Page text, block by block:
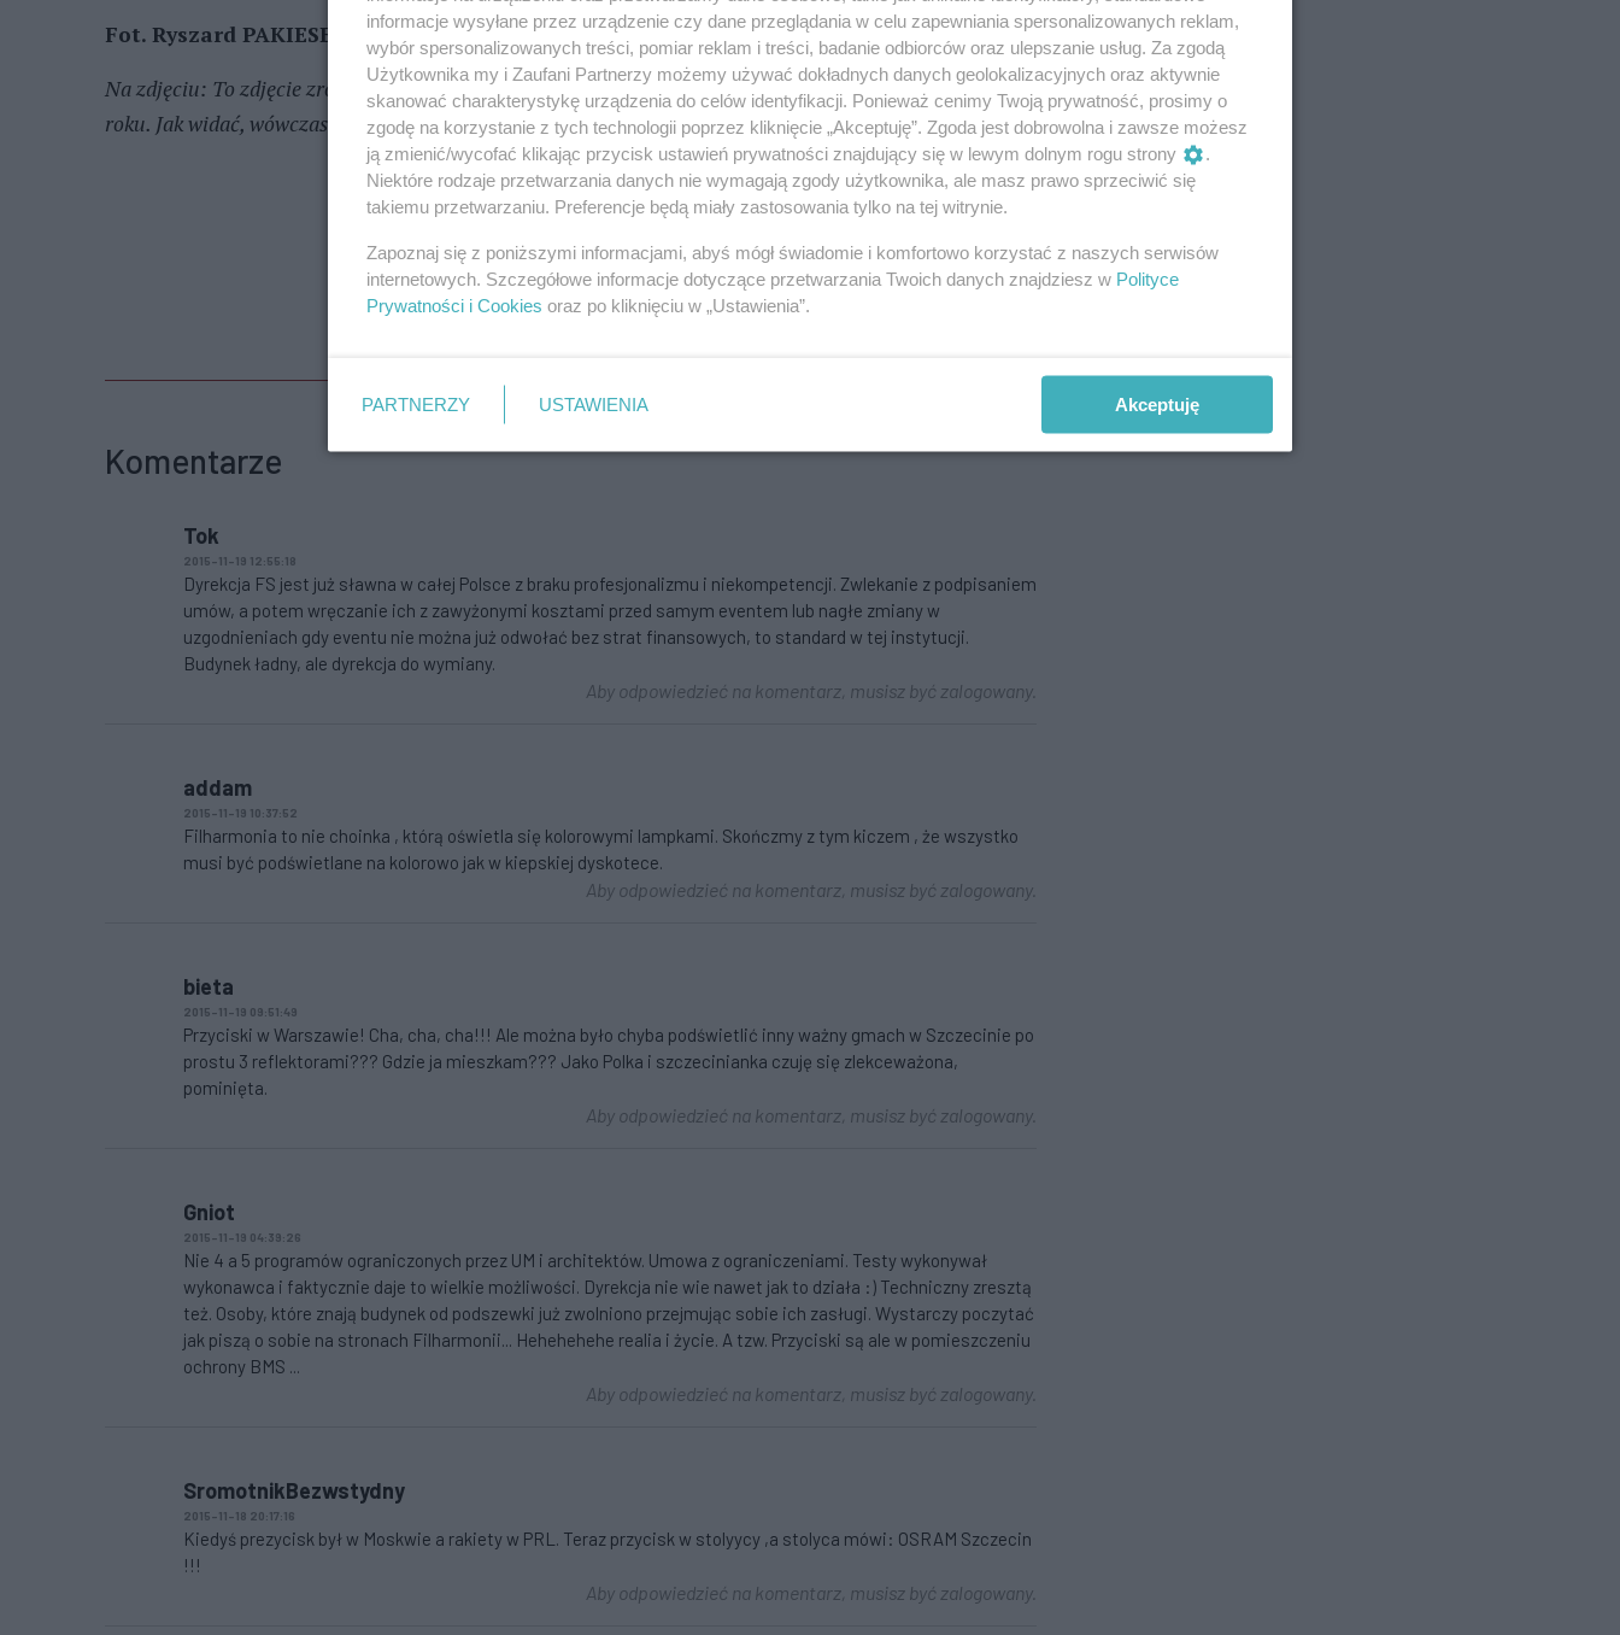
Fot. Ryszard PAKIESER
Na zdjęciu: To zdjęcie zrobione zostało podczas pierwszych prób iluminacji filharmonii, w grudniu 2013
roku. Jak widać, wówczas podświetlenie fasady na czerwono i niebiesko było możliwe.
REKLAMA
Komentarze
Tok
2015-11-19 12:55:18
Dyrekcja FS jest już sławna w całej Polsce z braku profesjonalizmu i niekompetencji. Zwlekanie z podpisaniem
umów, a potem wręczanie ich z zawyżonymi kosztami przed samym eventem lub nagłe zmiany w
uzgodnieniach gdy eventu nie można już odwołać bez strat finansowych, to standard w tej instytucji.
Budynek ładny, ale dyrekcja do wymiany.
Aby odpowiedzieć na komentarz, musisz być zalogowany.
addam
2015-11-19 10:37:52
Filharmonia to nie choinka , którą oświetla się kolorowymi lampkami. Skończmy z tym kiczem , że wszystko
musi być podświetlane na kolorowo jak w kiepskiej dyskotece.
Aby odpowiedzieć na komentarz, musisz być zalogowany.
bieta
2015-11-19 09:51:49
Przyciski w Warszawie! Cha, cha, cha!!! Ale można było chyba podświetlić inny ważny gmach w Szczecinie po
prostu 3 reflektorami??? Gdzie ja mieszkam??? Jako Polka i szczecinianka czuję się zlekceważona,
pominięta.
Aby odpowiedzieć na komentarz, musisz być zalogowany.
Gniot
2015-11-19 04:39:26
Nie 4 a 5 programów ograniczonych przez UM i architektów. Umowa z ograniczeniami. Testy wykonywał
wykonawca i faktycznie daje to wielkie możliwości. Dyrekcja nie wie nawet jak to działa :) Techniczny zresztą
też. Osoby, które znają budynek od podszewki już zwolniono przejmując sobie ich zasługi. Wystarczy poczytać
jak piszą o sobie na stronach Filharmonii... Hehehehehe realia i życie. A tzw. Przyciski są ale w pomieszczeniu
ochrony BMS ...
Aby odpowiedzieć na komentarz, musisz być zalogowany.
SromotnikBezwstydny
2015-11-18 20:17:16
Kiedyś prezycisk był w Moskwie a rakiety w PRL. Teraz przycisk w stolyycy ,a stolyca mówi: OSRAM Szczecin
!!!
Aby odpowiedzieć na komentarz, musisz być zalogowany.
informacje wysyłane przez urządzenie czy dane przeglądania w celu zapewniania spersonalizowanych reklam,
wybór spersonalizowanych treści, pomiar reklam i treści, badanie odbiorców oraz ulepszanie usług. Za zgodą
Użytkownika my i Zaufani Partnerzy możemy używać dokładnych danych geolokalizacyjnych oraz aktywnie
skanować charakterystykę urządzenia do celów identyfikacji. Ponieważ cenimy Twoją prywatność, prosimy o
zgodę na korzystanie z tych technologii poprzez kliknięcie „Akceptuję”. Zgoda jest dobrowolna i zawsze możesz
ją zmienić/wycofać klikając przycisk ustawień prywatności znajdujący się w lewym dolnym rogu strony
.
Niektóre rodzaje przetwarzania danych nie wymagają zgody użytkownika, ale masz prawo sprzeciwić się
takiemu przetwarzaniu. Preferencje będą miały zastosowania tylko na tej witrynie.
Zapoznaj się z poniższymi informacjami, abyś mógł świadomie i komfortowo korzystać z naszych serwisów
internetowych. Szczegółowe informacje dotyczące przetwarzania Twoich danych znajdziesz w Polityce
Prywatności i Cookies oraz po kliknięciu w „Ustawienia”.
PARTNERZY USTAWIENIA Akceptuję